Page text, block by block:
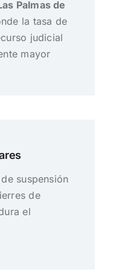
Palmas de
la tasa de
judicial
mayor
suspensión
de
el